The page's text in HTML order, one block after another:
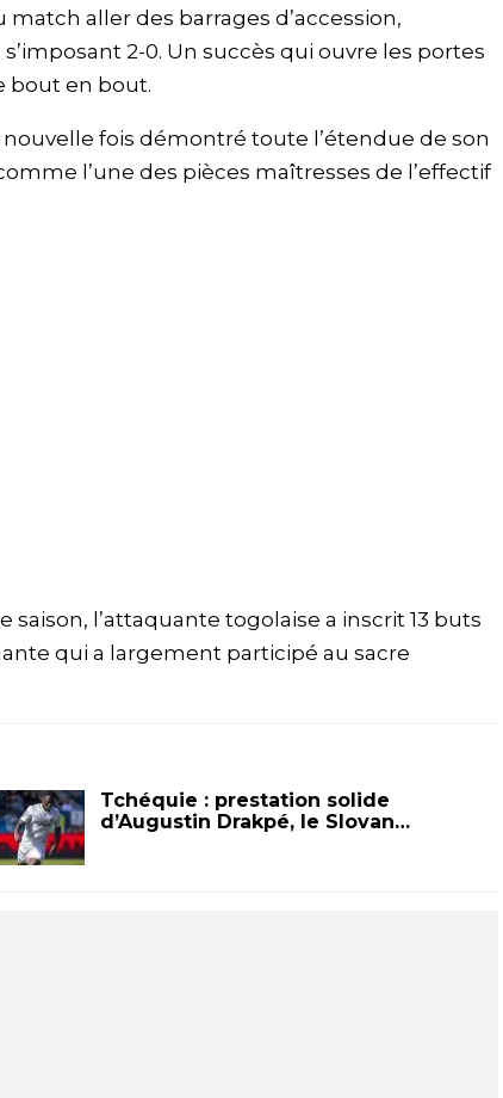
match aller des barrages d’accession,
2-0. Un succès qui ouvre les portes
bout en bout.
fois démontré toute l’étendue de son
l’une des pièces maîtresses de l’effectif
saison, l’attaquante togolaise a inscrit 13 buts
qui a largement participé au sacre
Tchéquie : prestation solide
d’Augustin Drakpé, le Slovan…